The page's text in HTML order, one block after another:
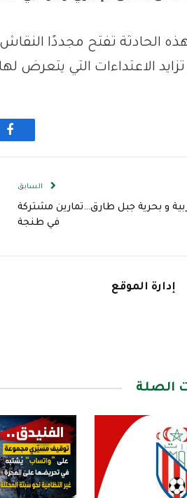
هذه الحادثة تفتح مجددًا
الاعتداءات التي يتعرض
السابق
و بحرية جبل طارق…تمارين مشتركة
في طنجة
إدارة الموقع
الصلة